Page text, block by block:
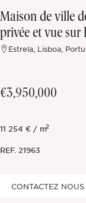
Maison de ville
privée et vue sur
Estrela, Lisboa,
€3,950,000
11 254 € / m2
REF. 21963
CONTACTEZ NOUS
Hors marché
Toutes les